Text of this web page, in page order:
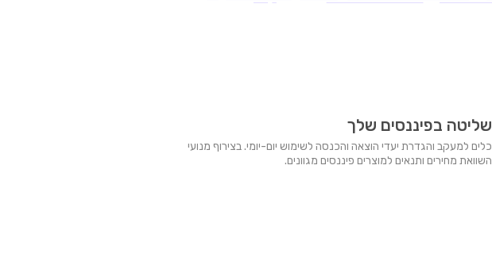
שליטה בפיננסים שלך
כלים למעקב והגדרת יעדי הוצאה והכנסה לשימוש יום-יומי. בצירוף מנועי
השוואת מחירים ותנאים למוצרים פיננסים מגוונים.